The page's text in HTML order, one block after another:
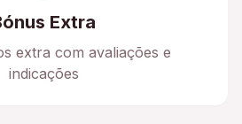
Extra
extra com avaliações e
indicações